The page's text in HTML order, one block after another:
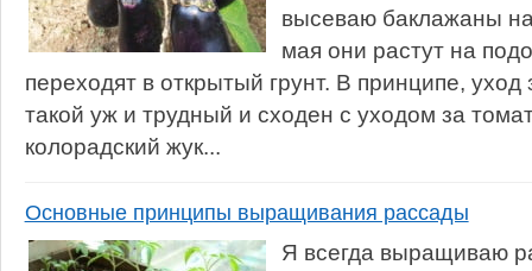
высеваю баклажаны
мая они растут на
переходят в открытый грунт. В принципе,
такой уж и трудный и сходен с уходом за
колорадский жук...
Основные принципы выращивания рассады
Я всегда выращиваю